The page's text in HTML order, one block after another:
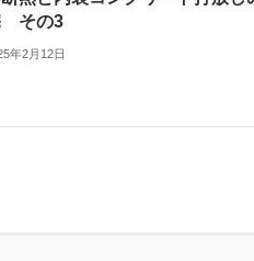
その3
年2月12日